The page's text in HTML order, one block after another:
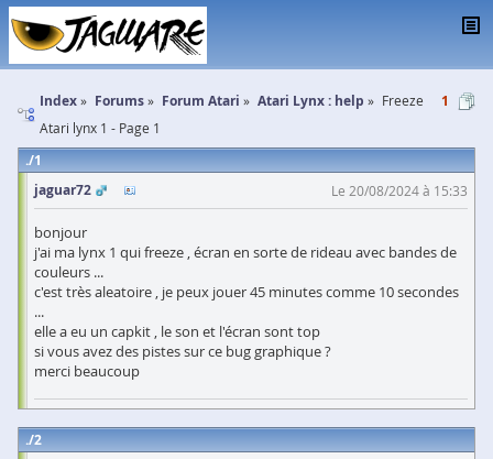
Index Forums Forum Atari Atari Lynx : help
Freeze
Atari lynx 1 - Page 1
1
1
jaguar72
Le 20/08/2024 à 15:33
bonjour
j'ai ma lynx 1 qui freeze , écran en sorte de rideau avec bandes de
couleurs ...
c'est très aleatoire , je peux jouer 45 minutes comme 10 secondes
...
elle a eu un capkit , le son et l'écran sont top
si vous avez des pistes sur ce bug graphique ?
merci beaucoup
2